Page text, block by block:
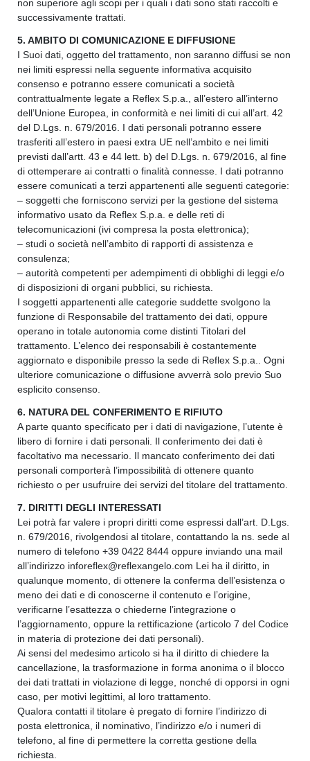
non superiore agli scopi per i quali i dati sono stati raccolti e
successivamente trattati.
5. AMBITO DI COMUNICAZIONE E DIFFUSIONE
I Suoi dati, oggetto del trattamento, non saranno diffusi se non
nei limiti espressi nella seguente informativa acquisito
consenso e potranno essere comunicati a società
contrattualmente legate a Reflex S.p.a., all’estero all’interno
dell’Unione Europea, in conformità e nei limiti di cui all’art. 42
del D.Lgs. n. 679/2016. I dati personali potranno essere
trasferiti all’estero in paesi extra UE nell’ambito e nei limiti
previsti dall’artt. 43 e 44 lett. b) del D.Lgs. n. 679/2016, al fine
di ottemperare ai contratti o finalità connesse. I dati potranno
essere comunicati a terzi appartenenti alle seguenti categorie:
– soggetti che forniscono servizi per la gestione del sistema
informativo usato da Reflex S.p.a. e delle reti di
telecomunicazioni (ivi compresa la posta elettronica);
– studi o società nell’ambito di rapporti di assistenza e
consulenza;
– autorità competenti per adempimenti di obblighi di leggi e/o
di disposizioni di organi pubblici, su richiesta.
I soggetti appartenenti alle categorie suddette svolgono la
funzione di Responsabile del trattamento dei dati, oppure
operano in totale autonomia come distinti Titolari del
trattamento. L’elenco dei responsabili è costantemente
aggiornato e disponibile presso la sede di Reflex S.p.a.. Ogni
ulteriore comunicazione o diffusione avverrà solo previo Suo
esplicito consenso.
6. NATURA DEL CONFERIMENTO E RIFIUTO
A parte quanto specificato per i dati di navigazione, l’utente è
libero di fornire i dati personali. Il conferimento dei dati è
facoltativo ma necessario. Il mancato conferimento dei dati
personali comporterà l’impossibilità di ottenere quanto
richiesto o per usufruire dei servizi del titolare del trattamento.
7. DIRITTI DEGLI INTERESSATI
Lei potrà far valere i propri diritti come espressi dall’art. D.Lgs.
n. 679/2016, rivolgendosi al titolare, contattando la ns. sede al
numero di telefono +39 0422 8444 oppure inviando una mail
all’indirizzo inforeflex@reflexangelo.com Lei ha il diritto, in
qualunque momento, di ottenere la conferma dell’esistenza o
meno dei dati e di conoscerne il contenuto e l’origine,
verificarne l’esattezza o chiederne l’integrazione o
l’aggiornamento, oppure la rettificazione (articolo 7 del Codice
in materia di protezione dei dati personali).
Ai sensi del medesimo articolo si ha il diritto di chiedere la
cancellazione, la trasformazione in forma anonima o il blocco
dei dati trattati in violazione di legge, nonché di opporsi in ogni
caso, per motivi legittimi, al loro trattamento.
Qualora contatti il titolare è pregato di fornire l’indirizzo di
posta elettronica, il nominativo, l’indirizzo e/o i numeri di
telefono, al fine di permettere la corretta gestione della
richiesta.